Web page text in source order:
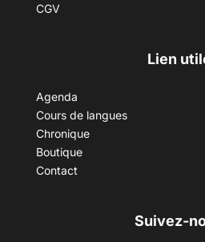
CGV
Lien
Agenda
Cours de langues
Chronique
Boutique
Contact
Suivez-